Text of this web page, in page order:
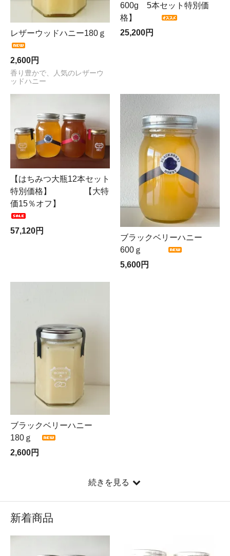
レザーウッドハニー180ｇ
2,600円
香り豊かで、人気のレザーウ
ッドハニー
600g 5本セット特別価
格】
25,200円
【はちみつ大瓶12本セット
特別価格】 【大特
価15％オフ】
57,120円
ブラックベリーハニー
600ｇ
5,600円
ブラックベリーハニー
180ｇ
2,600円
続きを見る
新着商品